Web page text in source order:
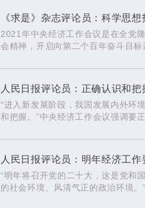
《求是》杂志评论员：科学思
2021年中央经济工作会议是在全党
会精神，开启向第二个百年奋斗目
格局迈出新步伐，高质量发展取得
人民日报评论员：正确认识和
“进入新发展阶段，我国发展内外环
和把握。”中央经济工作会议强调要
认识和把握碳达峰碳中和。 实现发
人民日报评论员：明年经济工
“明年将召开党的二十大，这是党和
的社会环境、风清气正的政治环境